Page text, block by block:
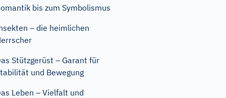
bis zum Symbolismus
– die heimlichen
Stützgerüst – Garant für
und Bewegung
Leben – Vielfalt und